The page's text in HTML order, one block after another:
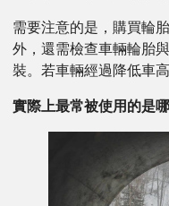
需要注意的是，購買輪
外，還需檢查車輛輪胎
裝。若車輛經過降低車
實際上最常被使用的是